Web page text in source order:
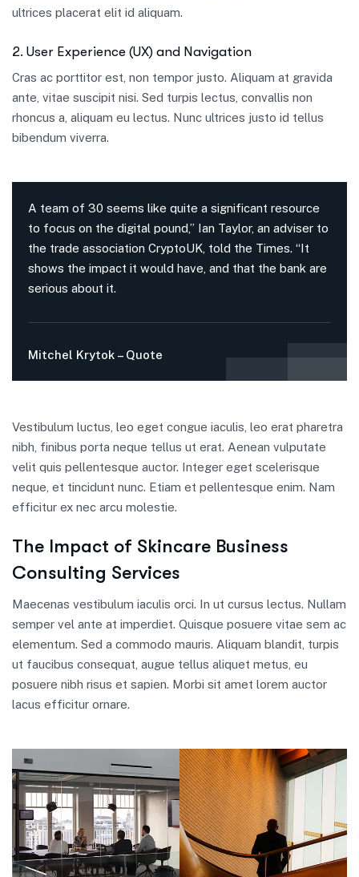
ultrices placerat elit id aliquam.
2. User Experience (UX) and Navigation
Cras ac porttitor est, non tempor justo. Aliquam at gravida
ante, vitae suscipit nisi. Sed turpis lectus, convallis non
rhoncus a, aliquam eu lectus. Nunc ultrices justo id tellus
bibendum viverra.
A team of 30 seems like quite a significant resource
to focus on the digital pound,” Ian Taylor, an adviser to
the trade association CryptoUK, told the Times. “It
shows the impact it would have, and that the bank are
serious about it.
Mitchel Krytok – Quote
Vestibulum luctus, leo eget congue iaculis, leo erat pharetra
nibh, finibus porta neque tellus ut erat. Aenean vulputate
velit quis pellentesque auctor. Integer eget scelerisque
neque, et tincidunt nunc. Etiam et pellentesque enim. Nam
efficitur ex nec arcu molestie.
The Impact of Skincare Business
Consulting Services
Maecenas vestibulum iaculis orci. In ut cursus lectus. Nullam
semper vel ante at imperdiet. Quisque posuere vitae sem ac
elementum. Sed a commodo mauris. Aliquam blandit, turpis
ut faucibus consequat, augue tellus aliquet metus, eu
posuere nibh risus et sapien. Morbi sit amet lorem auctor
lacus efficitur ornare.